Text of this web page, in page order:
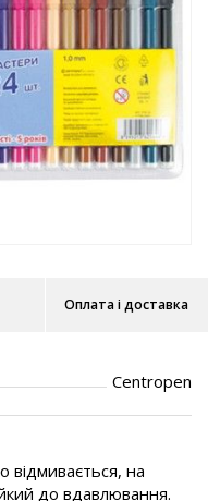
Оплата і доставка
Centropen
на
до вдавлювання.